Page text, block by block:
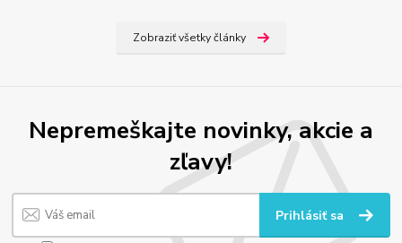
Zobraziť všetky články
Nepremeškajte novinky, akcie a
zľavy!
Prihlásiť sa